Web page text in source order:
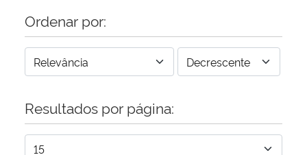
Advocacia-Geral da União
Banco Central do Brasil
Planalto
Ordenar por:
Resultados por página: